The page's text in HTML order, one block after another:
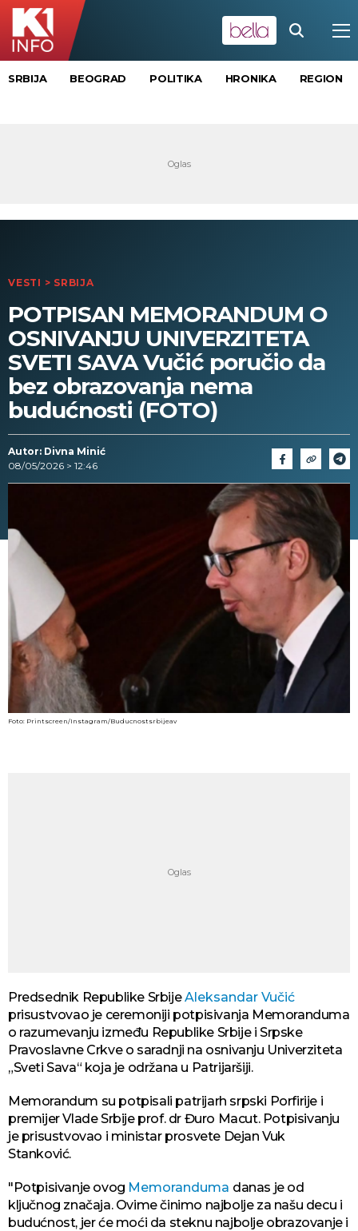
SRBIJA BEOGRAD POLITIKA HRONIKA REGION
VESTI > SRBIJA
POTPISAN MEMORANDUM O
OSNIVANJU UNIVERZITETA
SVETI SAVA Vučić poručio da
bez obrazovanja nema
budućnosti (FOTO)
Autor: Divna Minić
08/05/2026 > 12:46
Foto: Printscreen/Instagram/Buducnostsrbijeav
Predsednik Republike SrbijeAleksandar Vučić
prisustvovao je ceremoniji potpisivanja Memoranduma
o razumevanju između Republike Srbije i Srpske
Pravoslavne Crkve o saradnji na osnivanju Univerziteta
„Sveti Sava“ koja je održana u Patrijaršiji.
Memorandum su potpisali patrijarh srpski Porfirije i
premijer Vlade Srbije prof. dr Đuro Macut. Potpisivanju
je prisustvovao i ministar prosvete Dejan Vuk
Stanković.
"Potpisivanje ovog Memoranduma danas je od
ključnog značaja. Ovime činimo najbolje za našu decu i
budućnost, jer će moći da steknu najbolje obrazovanje i